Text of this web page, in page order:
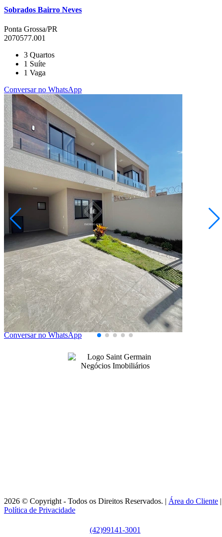
Sobrados Bairro Neves
Ponta Grossa/PR
2070577.001
3 Quartos
1 Suíte
1 Vaga
Conversar no WhatsApp
Cará-cará
R$ 533.000,00
Sobrado no Campo Belo
Ponta Grossa/PR
2072683.001
3Quartos
1 Suíte
2Vagas
110,00 Área Privativa (m²)
Conversar no WhatsApp
2026 © Copyright - Todos os Direitos Reservados. | Área do Cliente |
Política de Privacidade
(42)99141-3001